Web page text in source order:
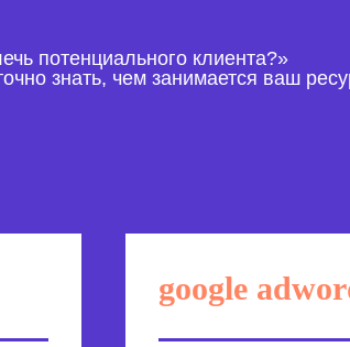
потенциального клиента?»
знать, чем занимается ваш
google